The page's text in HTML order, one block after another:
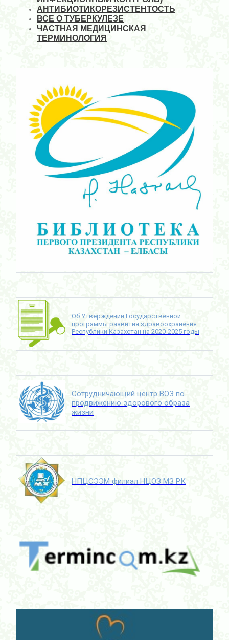
АНТИБИОТИКОРЕЗИСТЕНТОСТЬ
ВСЕ О ТУБЕРКУЛЕЗЕ
ЧАСТНАЯ МЕДИЦИНСКАЯ
ТЕРМИНОЛОГИЯ
Об Утверждении Государственной
программы развития здравоохранения
Республики Казахстан на 2020-2025 годы
Сотрудничающий центр ВОЗ по
продвижению здорового образа
жизни
НПЦСЭЭМ филиал НЦОЗ МЗ РК